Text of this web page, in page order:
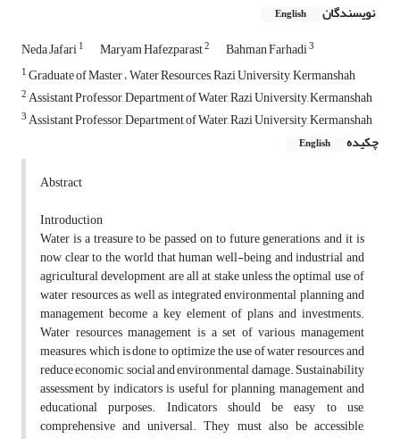
نویسندگان English
Neda Jafari1 Maryam Hafezparast2 Bahman Farhadi3
1Graduate of Master ، Water Resources, Razi University, Kermanshah
2Assistant Professor, Department of Water, Razi University, Kermanshah
3Assistant Professor, Department of Water, Razi University, Kermanshah
چکیده
English
Abstract
Introduction
Water is a treasure to be passed on to future generations, and it is
now clear to the world that human well-being and industrial and
agricultural development are all at stake unless the optimal use of
water resources as well as integrated environmental planning and
management become a key element of plans and investments.
Water resources management is a set of various management
measures, which is done to optimize the use of water resources and
reduce economic, social and environmental damage. Sustainability
assessment by indicators is useful for planning, management and
educational purposes. Indicators should be easy to use,
comprehensive and universal. They must also be accessible,